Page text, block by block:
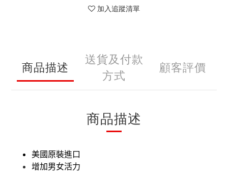
加入追蹤清單
商品描述
送貨及付款
方式
顧客評價
商品描述
美國原裝進口
增加男女活力